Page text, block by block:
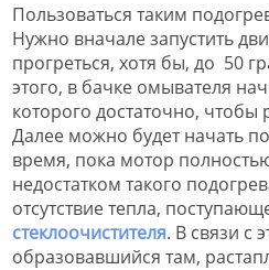
Пользоваться таким
Нужно вначале запустить
прогреться, хотя бы, до 50
этого, в бачке омывателя
которого достаточно, чтобы
Далее можно будет начать
время, пока мотор
недостатком такого
отсутствие тепла,
стеклоочистителя. В связи с
образовавшийся там,